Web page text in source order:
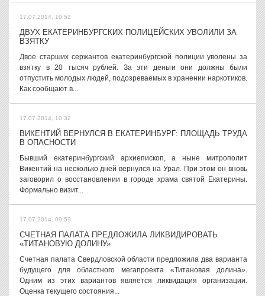
17.07.2014, 10:52
ДВУХ ЕКАТЕРИНБУРГСКИХ ПОЛИЦЕЙСКИХ УВОЛИЛИ ЗА
ВЗЯТКУ
Двое старших сержантов екатеринбургской полиции уволены за
взятку в 20 тысяч рублей. За эти деньги они должны были
отпустить молодых людей, подозреваемых в хранении наркотиков.
Как сообщают в...
17.07.2014, 10:32
ВИКЕНТИЙ ВЕРНУЛСЯ В ЕКАТЕРИНБУРГ: ПЛОЩАДЬ ТРУДА
В ОПАСНОСТИ
Бывший екатеринбургский архиепископ, а ныне митрополит
Викентий на несколько дней вернулся на Урал. При этом он вновь
заговорил о восстановлении в городе храма святой Екатерины.
Формально визит...
17.07.2014, 09:59
СЧЕТНАЯ ПАЛАТА ПРЕДЛОЖИЛА ЛИКВИДИРОВАТЬ
«ТИТАНОВУЮ ДОЛИНУ»
Счетная палата Свердловской области предложила два варианта
будущего для областного мегапроекта «Титановая долина».
Одним из этих вариантов является ликвидация организации.
Оценка текущего состояния...